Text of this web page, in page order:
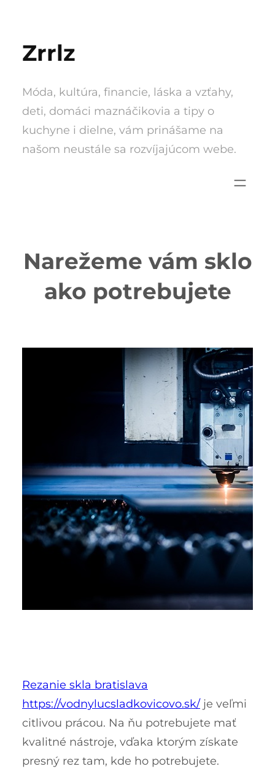
content
Zrrlz
Móda, kultúra, financie, láska a vzťahy,
deti, domáci maznáčikovia a tipy o
kuchyne i dielne, vám prinášame na
našom neustále sa rozvíjajúcom webe.
Narežeme vám sklo
ako potrebujete
Rezanie skla bratislava
https://vodnylucsladkovicovo.sk/ je veľmi
citlivou prácou. Na ňu potrebujete mať
kvalitné nástroje, vďaka ktorým získate
presný rez tam, kde ho potrebujete.